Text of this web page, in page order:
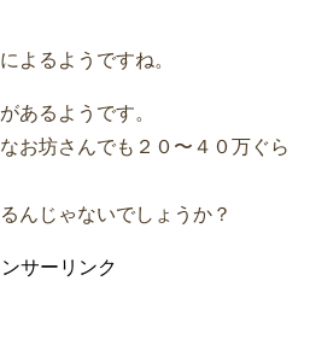
よるようですね。
あるようです。
お坊さんでも２０〜４０万ぐら
んじゃないでしょうか？
サーリンク